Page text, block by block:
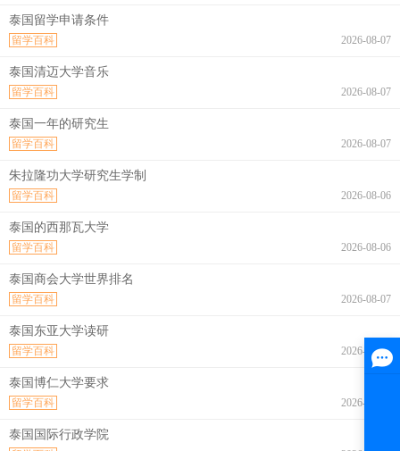
泰国留学申请条件
2026-08-07
留学百科
泰国清迈大学音乐
2026-08-07
留学百科
泰国一年的研究生
2026-08-07
留学百科
朱拉隆功大学研究生学制
2026-08-06
留学百科
泰国的西那瓦大学
2026-08-06
留学百科
泰国商会大学世界排名
2026-08-07
留学百科
泰国东亚大学读研
2026-08-07
留学百科
泰国博仁大学要求
2026-08-07
留学百科
泰国国际行政学院